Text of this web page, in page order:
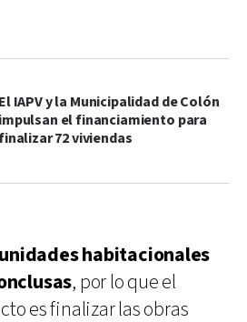
El IAPV y la Municipalidad de Colón
impulsan el financiamiento para
72 viviendas
habitacionales
, por lo que el
es finalizar las obras